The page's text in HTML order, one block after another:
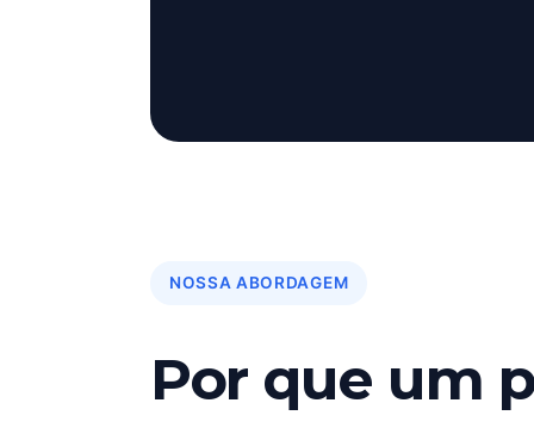
NOSSA ABORDAGEM
Por que um